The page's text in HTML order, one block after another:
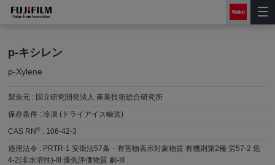
p-キシレン
p-Xylene
製造元 : 国立研究開発法人 産業技術総合研究所
保存条件 :冷凍 (ドライアイス輸送)
CAS RN® : 106-42-3
適用法令 : PRTR-1 安衛法57条・有害物表示対象物質 有機則第2種 労57-2 危
4-2(非水溶性)-III 優先評価物質 劇-III